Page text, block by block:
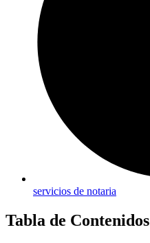
servicios de notaria
Tabla de Contenidos